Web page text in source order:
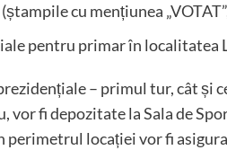
cu mențiunea
pentru primar în localitatea
– primul tur, cât și
fi depozitate la Sala de
locației vor fi